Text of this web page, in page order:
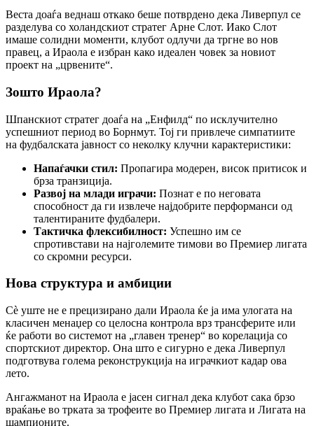
Веста доаѓа веднаш откако беше потврдено дека Ливерпул се
разделува со холандскиот стратег Арне Слот. Иако Слот
имаше солидни моменти, клубот одлучи да тргне во нов
правец, а Ираола е избран како идеален човек за новиот
проект на „црвените“.
Зошто Ираола?
Шпанскиот стратег доаѓа на „Енфилд“ по исклучително
успешниот период во Борнмут. Тој ги привлече симпатиите
на фудбалската јавност со неколку клучни карактеристики:
Напаѓачки стил: Пропагира модерен, висок притисок и
брза транзиција.
Развој на млади играчи: Познат е по неговата
способност да ги извлече најдобрите перформанси од
талентираните фудбалери.
Тактичка флексибилност: Успешно им се
спротивстави на најголемите тимови во Премиер лигата
со скромни ресурси.
Нова структура и амбиции
Сè уште не е прецизирано дали Ираола ќе ја има улогата на
класичен менаџер со целосна контрола врз трансферите или
ќе работи во системот на „главен тренер“ во корелација со
спортскиот директор. Она што е сигурно е дека Ливерпул
подготвува голема реконструкција на играчкиот кадар ова
лето.
Ангажманот на Ираола е јасен сигнал дека клубот сака брзо
враќање во трката за трофеите во Премиер лигата и Лигата на
шампионите.